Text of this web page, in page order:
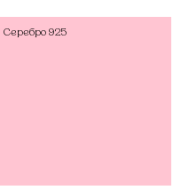
Серебро 925